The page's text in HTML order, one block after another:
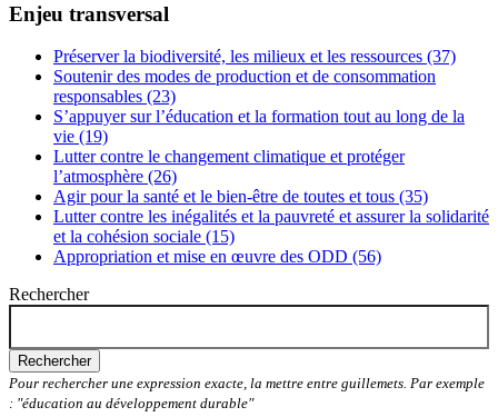
Enjeu transversal
Préserver la biodiversité, les milieux et les ressources (37)
Soutenir des modes de production et de consommation
responsables (23)
S’appuyer sur l’éducation et la formation tout au long de la
vie (19)
Lutter contre le changement climatique et protéger
l’atmosphère (26)
Agir pour la santé et le bien-être de toutes et tous (35)
Lutter contre les inégalités et la pauvreté et assurer la solidarité
et la cohésion sociale (15)
Appropriation et mise en œuvre des ODD (56)
Rechercher
Rechercher
Pour rechercher une expression exacte, la mettre entre guillemets. Par exemple
: "éducation au développement durable"